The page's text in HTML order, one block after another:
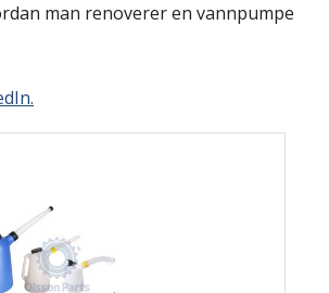
man renoverer en vannpumpe